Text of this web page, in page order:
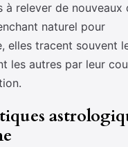
à relever de nouveaux
naturel pour
elles tracent souvent
les autres par leur